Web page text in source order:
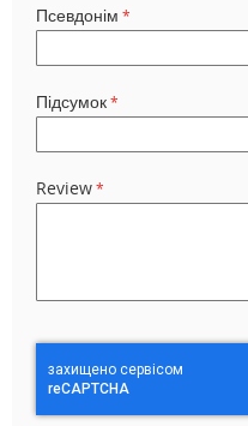
Псевдонім
Підсумок
Review